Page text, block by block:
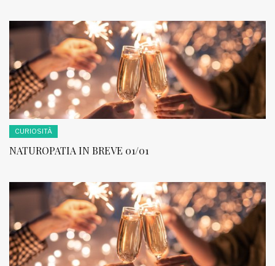
CURIOSITÀ
NATUROPATIA IN BREVE 01/01